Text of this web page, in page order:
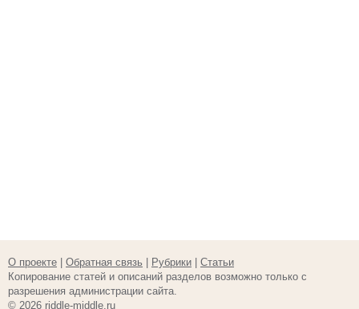
О проекте Обратная связь Рубрики
Статьи
Копирование статей и описаний разделов возможно только с
разрешения администрации сайта.
© 2026 riddle-middle.ru